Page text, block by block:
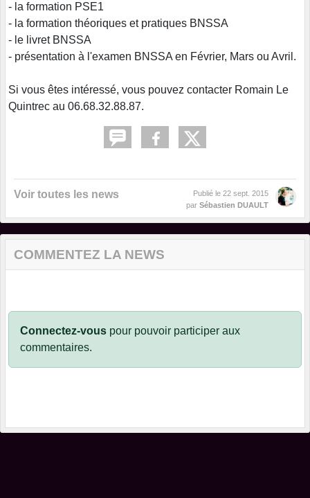
- la formation PSE1
- la formation théoriques et pratiques BNSSA
- le livret BNSSA
- présentation à l'examen BNSSA en Février, Mars ou Avril.
Si vous êtes intéressé, vous pouvez contacter Romain Le
Quintrec au 06.68.32.88.87.
Voir toutes les news Publié le 22 sept. 2015
par Sébastien DUAULT
COMMENTEZ LA NEWS
Connectez-vous pour pouvoir participer aux
commentaires.